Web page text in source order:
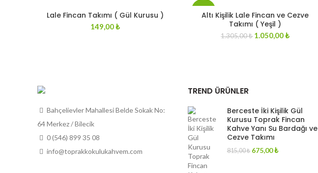
Lale Fincan Takımı ( Gül Kurusu )
149,00₺
-20%
Altı Kişilik Lale Fincan ve Cezve
Takımı ( Yeşil )
1.305,00₺ Original
1.050,00₺Current
Bahçelievler Mahallesi Belde Sokak No:
64 Merkez / Bilecik
0 (546) 899 35 08
info@toprakkokulukahvem.com
TREND ÜRÜNLER
Berceste İki Kişilik Gül
Kurusu Toprak Fincan
Kahve Yanı Su Bardağı ve
Cezve Takımı
815,00₺ Original
675,00₺Current